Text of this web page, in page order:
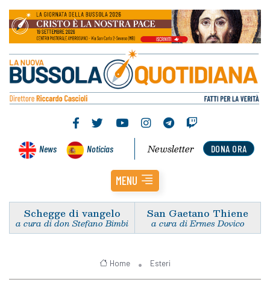
News Noticias DONA ORA
Newsletter
MENU
Schegge di vangelo
a cura di don Stefano Bimbi
San Gaetano Thiene
a cura di Ermes Dovico
Home Esteri